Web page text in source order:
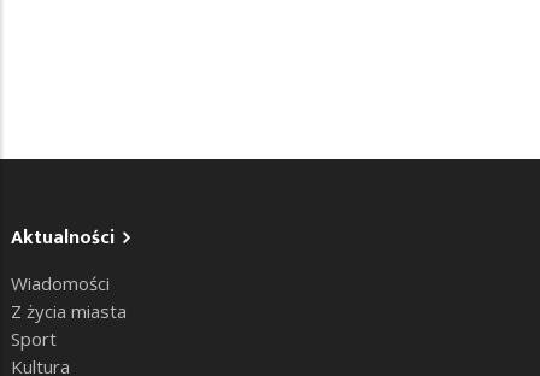
Aktualności
Wiadomości
Z życia miasta
Sport
Kultura